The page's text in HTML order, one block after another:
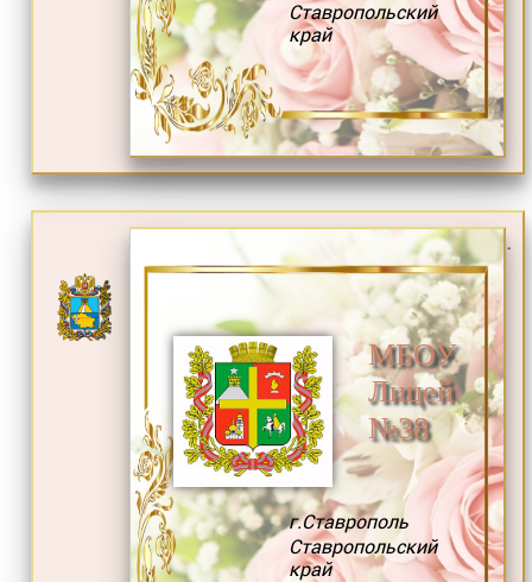
Ставропольский
край
.
МБОУ
Лицей
№38
г.Ставрополь
Ставропольский
край